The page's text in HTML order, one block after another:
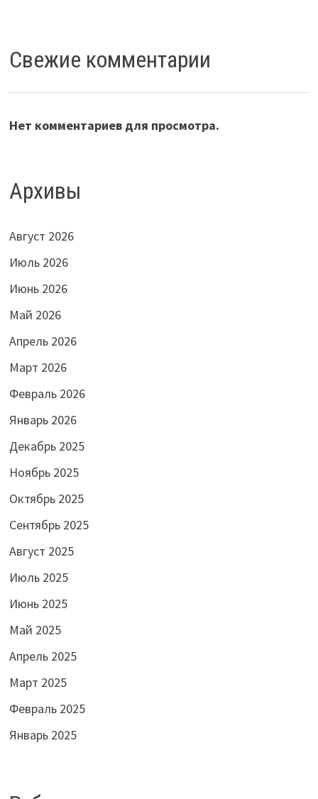
Свежие комментарии
Нет комментариев для просмотра.
Архивы
Август 2026
Июль 2026
Июнь 2026
Май 2026
Апрель 2026
Март 2026
Февраль 2026
Январь 2026
Декабрь 2025
Ноябрь 2025
Октябрь 2025
Сентябрь 2025
Август 2025
Июль 2025
Июнь 2025
Май 2025
Апрель 2025
Март 2025
Февраль 2025
Январь 2025